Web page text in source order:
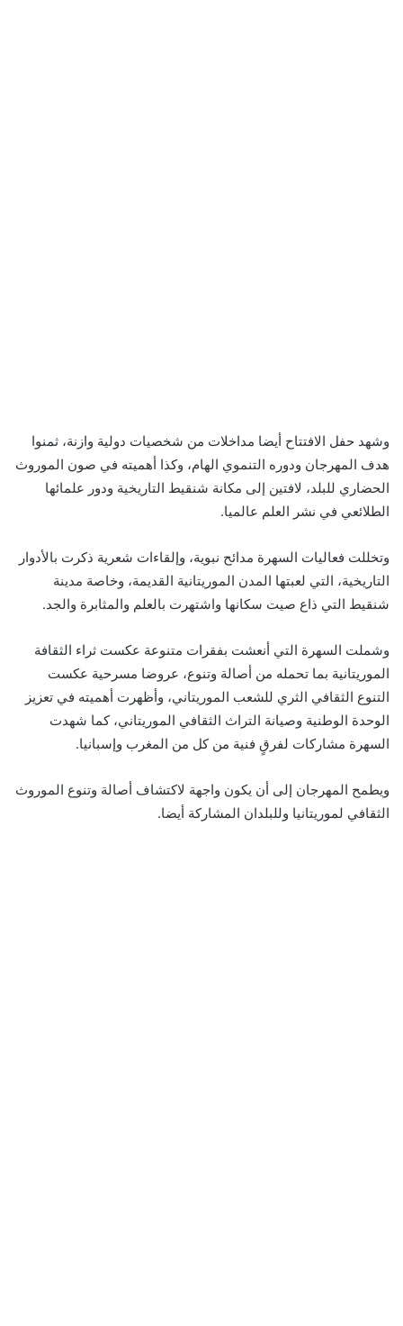
وشهد حفل الافتتاح أيضا مداخلات من شخصيات دولية وازنة، ثمنوا
هدف المهرجان ودوره التنموي الهام، وكذا أهميته في صون الموروث
الحضاري للبلد، لافتين إلى مكانة شنقيط التاريخية ودور علمائها
الطلائعي في نشر العلم عالميا.
وتخللت فعاليات السهرة مدائح نبوية، وإلقاءات شعرية ذكرت بالأدوار
التاريخية، التي لعبتها المدن الموريتانية القديمة، وخاصة مدينة
شنقيط التي ذاع صيت سكانها واشتهرت بالعلم والمثابرة والجد.
وشملت السهرة التي أنعشت بفقرات متنوعة عكست ثراء الثقافة
الموريتانية بما تحمله من أصالة وتنوع، عروضا مسرحية عكست
التنوع الثقافي الثري للشعب الموريتاني، وأظهرت أهميته في تعزيز
الوحدة الوطنية وصيانة التراث الثقافي الموريتاني، كما شهدت
السهرة مشاركات لفرقٍ فنية من كل من المغرب وإسبانيا.
ويطمح المهرجان إلى أن يكون واجهة لاكتشاف أصالة وتنوع الموروث
الثقافي لموريتانيا وللبلدان المشاركة أيضا.